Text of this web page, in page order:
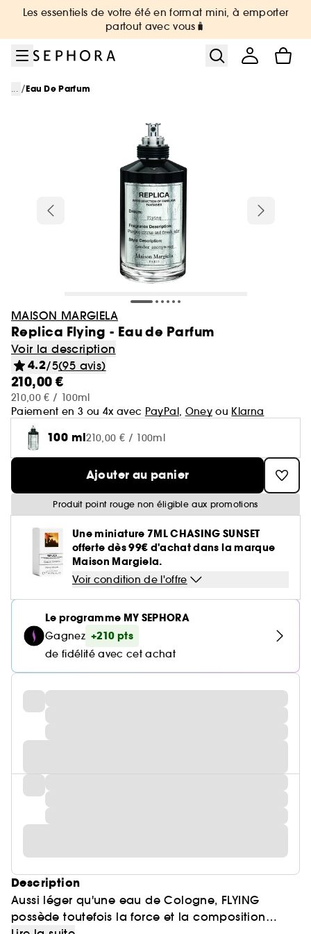
Aller au menu
Aller au contenu principal
Aller au pied de page
Les essentiels de votre été en format mini, à emporter
partout avec vous🧳
... /Eau De Parfum
MAISON MARGIELA
Replica Flying - Eau de Parfum
Voir la description
4.2/5(95 avis)
210,00 €
210,00 € / 100ml
Paiement en 3 ou 4x avec PayPal, Oneyou Klarna
100 ml210,00 € / 100ml
Ajouter au panier
Produit point rouge non éligible aux promotions
Une miniature 7ML CHASING SUNSET
offerte dès 99€ d'achat dans la marque
Maison Margiela.
Voir condition de l'offre
Le programme MY SEPHORA
Gagnez +210 pts
de fidélité avec cet achat
Description
Aussi léger qu'une eau de Cologne, FLYING
possède toutefois la force et la composition